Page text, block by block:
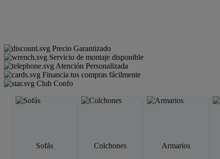
Precio Garantizado
Servicio de montaje disponible
Atención Personalizada
Financia tus compras fácilmente
Club Confo
Sofás Colchones Armarios